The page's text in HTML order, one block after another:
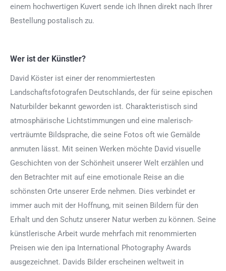
einem hochwertigen Kuvert sende ich Ihnen direkt nach Ihrer
Bestellung postalisch zu.
Wer ist der Künstler?
David Köster ist einer der renommiertesten
Landschaftsfotografen Deutschlands, der für seine epischen
Naturbilder bekannt geworden ist. Charakteristisch sind
atmosphärische Lichtstimmungen und eine malerisch-
verträumte Bildsprache, die seine Fotos oft wie Gemälde
anmuten lässt. Mit seinen Werken möchte David visuelle
Geschichten von der Schönheit unserer Welt erzählen und
den Betrachter mit auf eine emotionale Reise an die
schönsten Orte unserer Erde nehmen. Dies verbindet er
immer auch mit der Hoffnung, mit seinen Bildern für den
Erhalt und den Schutz unserer Natur werben zu können. Seine
künstlerische Arbeit wurde mehrfach mit renommierten
Preisen wie den ipa International Photography Awards
ausgezeichnet. Davids Bilder erscheinen weltweit in